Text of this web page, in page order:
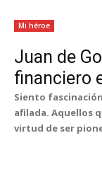
Mi héroe
Juan de
financiero
Siento
afilada. Aquellos
virtud de ser